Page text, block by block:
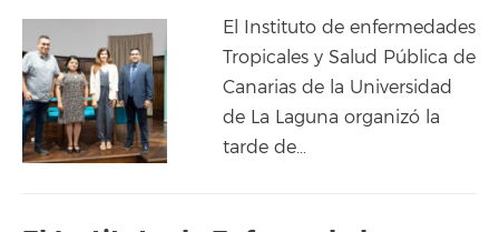
El Instituto de enfermedades
Tropicales y Salud Pública de
Canarias de la Universidad
de La Laguna organizó la
tarde de…